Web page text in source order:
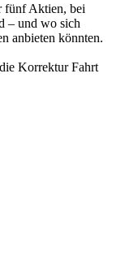
fünf Aktien, bei
– und wo sich
anbieten könnten.
Korrektur Fahrt